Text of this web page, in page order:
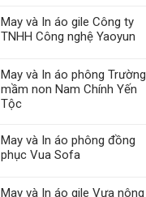
May và In áo gile Công ty
TNHH Công nghệ Yaoyun
May và In áo phông Trường
mầm non Nam Chính Yến
Tộc
May và In áo phông đồng
phục Vua Sofa
May và In áo gile Vựa nông